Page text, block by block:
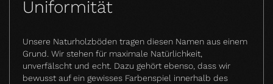
Uniformität
Unsere Naturholzböden tragen diesen Namen aus einem
Grund. Wir stehen für maximale Natürlichkeit,
unverfälscht und echt. Dazu gehört ebenso, dass wir
bewusst auf ein gewisses Farbenspiel innerhalb des